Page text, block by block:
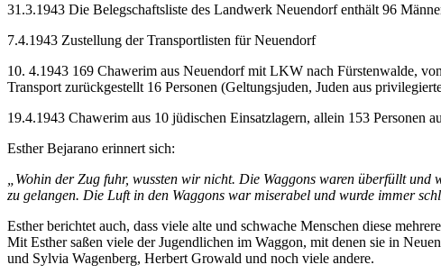
31.3.1943 Die Belegschaftsliste des Landwerk Neuendorf enthält 96
7.4.1943 Zustellung der Transportlisten für Neuendorf
10. 4.1943 169 Chawerim aus Neuendorf mit LKW nach Fürstenwalde,
Transport zurückgestellt 16 Personen (Geltungsjuden, Juden aus
19.4.1943 Chawerim aus 10 jüdischen Einsatzlagern, allein 153
Esther Bejarano erinnert sich:
„Wohin der Zug fuhr, wussten wir nicht. Die Waggons waren überfüllt
zu gelangen. Die Luft in den Waggons war miserabel und wurde immer
Esther berichtet auch, dass viele alte und schwache Menschen diese
Mit Esther saßen viele der Jugendlichen im Waggon, mit denen sie in
und Sylvia Wagenberg, Herbert Growald und noch viele andere.